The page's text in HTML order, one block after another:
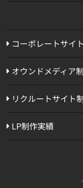
コーポレートサイ
オウンドメディア
リクルートサイト
LP制作実績